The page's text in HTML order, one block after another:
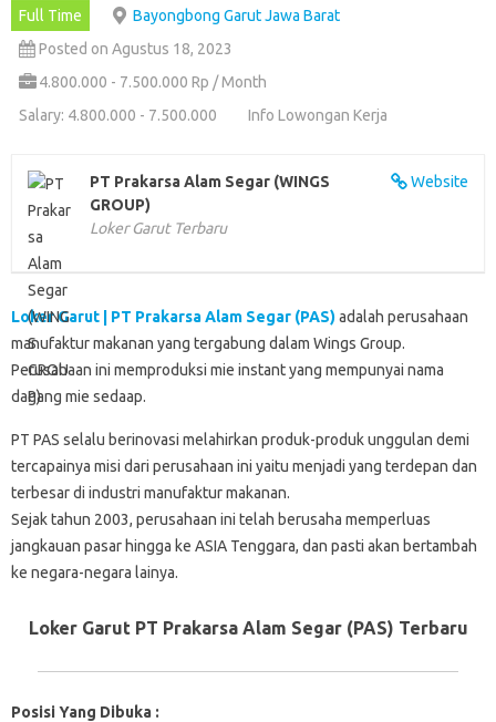
c
e
b
t
t
a
t
s
n
k
e
n
b
o
a
e
Full Time
Bayongbong Garut Jawa Barat
Posted on Agustus 18, 2023
4.800.000 - 7.500.000 Rp / Month
Salary: 4.800.000 - 7.500.000
Info Lowongan Kerja
Website
PT Prakarsa Alam Segar (WINGS
GROUP)
Loker Garut Terbaru
Loker Garut | PT Prakarsa Alam Segar (PAS)adalah perusahaan
manufaktur makanan yang tergabung dalam Wings Group.
Perusahaan ini memproduksi mie instant yang mempunyai nama
dagang mie sedaap.
PT PAS selalu berinovasi melahirkan produk-produk unggulan demi
tercapainya misi dari perusahaan ini yaitu menjadi yang terdepan dan
terbesar di industri manufaktur makanan.
Sejak tahun 2003, perusahaan ini telah berusaha memperluas
jangkauan pasar hingga ke ASIA Tenggara, dan pasti akan bertambah
ke negara-negara lainya.
Loker Garut PT Prakarsa Alam Segar (PAS) Terbaru
Posisi Yang Dibuka :